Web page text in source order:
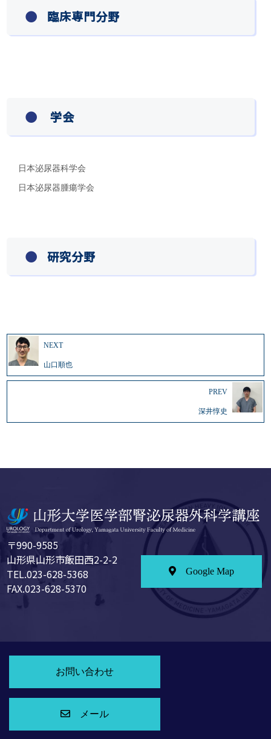
臨床専門分野
学会
日本泌尿器科学会
日本泌尿器腫瘍学会
研究分野
NEXT
山口順也
PREV
深井惇史
〒990-9585
山形県山形市飯田西2-2-2
TEL.023-628-5368
FAX.023-628-5370
Google Map
お問い合わせ
メール